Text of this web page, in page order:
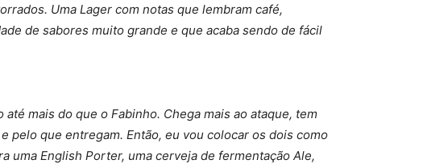
Uma Lager com notas que lembram café,
de sabores muito grande e que acaba sendo de fácil
mais do que o Fabinho. Chega mais ao ataque, tem
pelo que entregam. Então, eu vou colocar os dois como
uma English Porter, uma cerveja de fermentação Ale,